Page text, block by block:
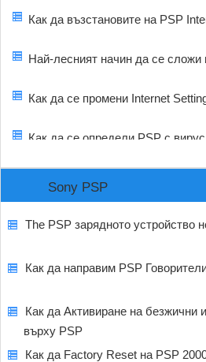
Как да възстановите на PSP
Най-лесният начин да се сложи
Как да се промени Internet
Как да се определи PSP с вирус
Sony PSP
The PSP зарядното устройство
Как да направим PSP
Как да Активиране на безжични
върху PSP
Как да Factory Reset на PSP